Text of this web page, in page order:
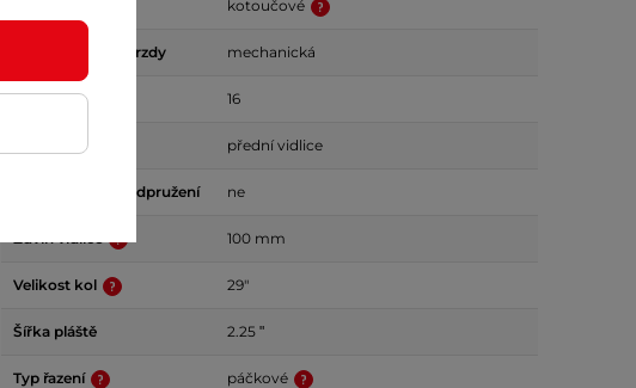
kotoučové
Typ kotoučové brzdy mechanická
Počet převodů 16
Odpružení přední vidlice
Zamykatelnost odpružení ne
100 mm
Velikost kol 29"
Šířka pláště 2.25 ʺ
Typ řazení páčkové